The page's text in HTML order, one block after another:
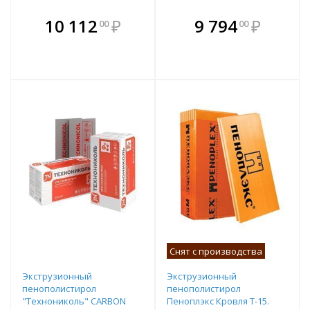
10 112 00 ₽
В комплекте
всегда выгоднее!
В комплекте
всегда выгоднее!
9 79400 ₽
Экструзионный
пенополистирол
"Технониколь" CARBON
Снят с производства
Экструзионный
пенополистирол
Пеноплэкс Кровля Т-15.